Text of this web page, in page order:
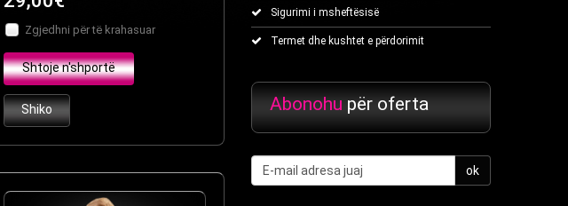
Zgjedhni për të krahasuar
Shtoje n'shportë
Shiko
Sigurimi i msheftësisë
Termet dhe kushtet e përdorimit
Abonohu për oferta
ok